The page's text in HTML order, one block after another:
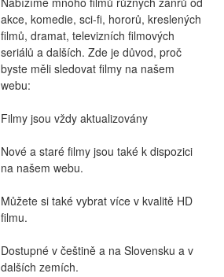
akce, komedie, sci-fi, hororů, kreslených
filmů, dramat, televizních filmových
seriálů a dalších. Zde je důvod, proč
byste měli sledovat filmy na našem
webu:
Filmy jsou vždy aktualizovány
Nové a staré filmy jsou také k dispozici
na našem webu.
Můžete si také vybrat více v kvalitě HD
filmu.
Dostupné v češtině a na Slovensku a v
dalších zemích.